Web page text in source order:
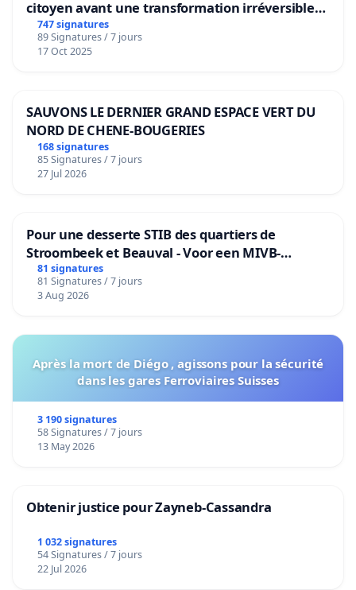
citoyen avant une transformation irréversible
de notre territoire »
747 signatures
89 Signatures / 7 jours
17 Oct 2025
SAUVONS LE DERNIER GRAND ESPACE VERT DU
NORD DE CHENE-BOUGERIES
168 signatures
85 Signatures / 7 jours
27 Jul 2026
Pour une desserte STIB des quartiers de
Stroombeek et Beauval - Voor een MIVB-
bediening van de wijken Strombeek en Het
Voor
81 signatures
81 Signatures / 7 jours
3 Aug 2026
Après la mort de Diégo , agissons pour la sécurité
dans les gares Ferroviaires Suisses
3 190 signatures
58 Signatures / 7 jours
13 May 2026
Obtenir justice pour Zayneb-Cassandra
1 032 signatures
54 Signatures / 7 jours
22 Jul 2026